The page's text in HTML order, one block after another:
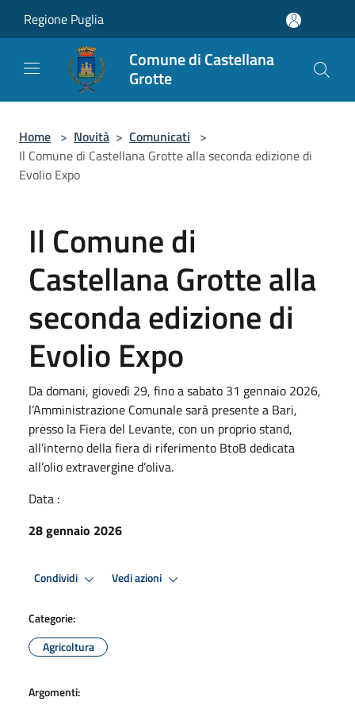
Regione Puglia
Comune di Castellana
Grotte
Home > Novità > Comunicati >
Il Comune di Castellana Grotte alla seconda edizione di
Evolio Expo
Il Comune di
Castellana Grotte alla
seconda edizione di
Evolio Expo
Da domani, giovedì 29, fino a sabato 31 gennaio 2026,
l’Amministrazione Comunale sarà presente a Bari,
presso la Fiera del Levante, con un proprio stand,
all’interno della fiera di riferimento BtoB dedicata
all’olio extravergine d’oliva.
Data :
28 gennaio 2026
Condividi Vedi azioni
Categorie:
Agricoltura
Argomenti: